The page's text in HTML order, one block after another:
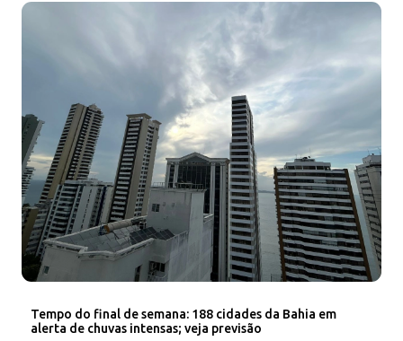
Tempo do final de semana: 188 cidades da Bahia em
alerta de chuvas intensas; veja previsão